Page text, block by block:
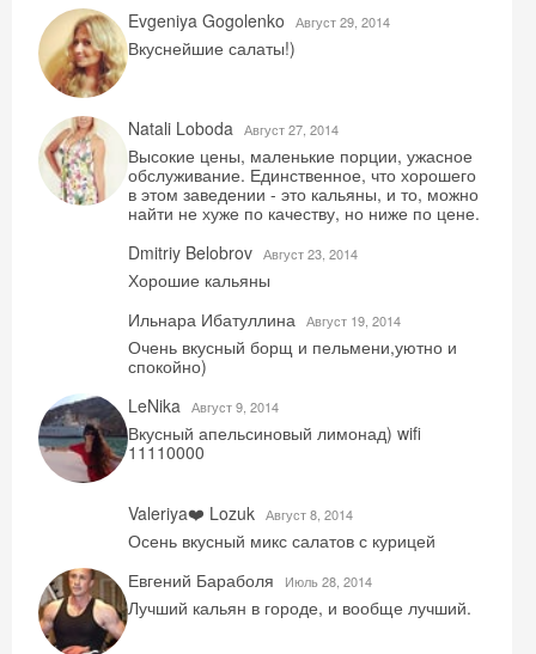
Evgeniya Gogolenko
Август 29, 2014
Вкуснейшие салаты!)
Natali Loboda Август 27, 2014
Высокие цены, маленькие порции, ужасное
обслуживание. Единственное, что хорошего
в этом заведении - это кальяны, и то, можно
найти не хуже по качеству, но ниже по цене.
Dmitriy Belobrov Август 23, 2014
Хорошие кальяны
Ильнара Ибатуллина Август 19, 2014
Очень вкусный борщ и пельмени,уютно и
спокойно)
LeNika Август 9, 2014
Вкусный апельсиновый лимонад) wifi
11110000
Valeriya❤️ Lozuk Август 8, 2014
Осень вкусный микс салатов с курицей
Евгений Бараболя
Июль 28, 2014
Лучший кальян в городе, и вообще лучший.